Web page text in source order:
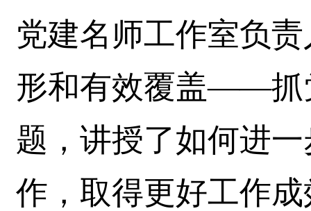
党建名师工作室负
形和有效覆盖——抓
题，讲授了如何进
作，取得更好工作